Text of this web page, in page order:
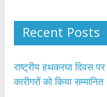
Recent Posts
राष्ट्रीय हथकरघा दिवस
कारीगरों को किया सम्मानित